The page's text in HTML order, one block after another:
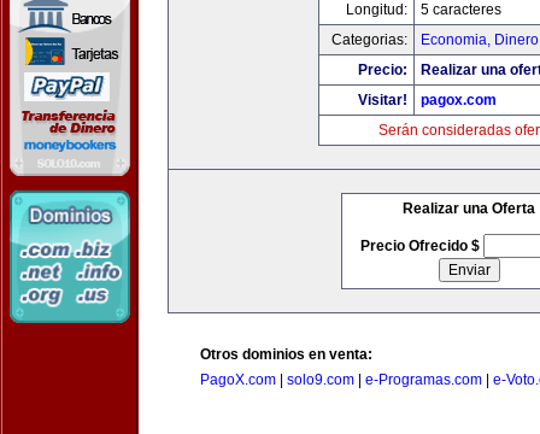
Longitud:
5 caracteres
Categorias:
Economia,
Precio:
Realizar una
Visitar!
pagox.com
Serán consideradas
Realizar una Oferta
Precio Ofrecido $
Otros dominios en venta:
PagoX.com
solo9.com e-Programas.com e-